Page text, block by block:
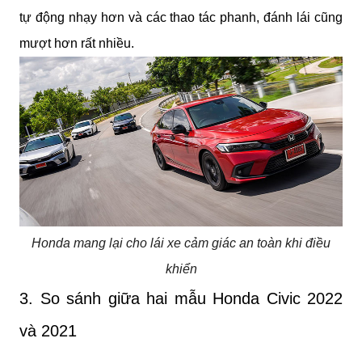
tự động nhạy hơn và các thao tác phanh, đánh lái cũng
mượt hơn rất nhiều.
Honda mang lại cho lái xe cảm giác an toàn khi điều
khiển
3. So sánh giữa hai mẫu Honda Civic 2022
và 2021